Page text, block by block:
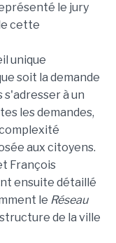
le jury
cette
unique
soit la demande
s'adresser à un
les demandes,
aux citoyens.
François
ensuite détaillé
le Réseau
de la ville